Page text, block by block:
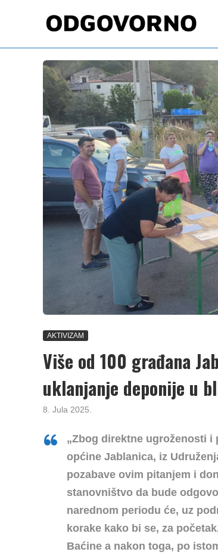
AKTIVIZAM
Više od 100 građana
uklanjanje deponije u
8. Jula 2025.
„Zbog direktne ugroženosti
općine Jablanica, iz
pozabave ovim pitanjem i
stanovništvo da bude
narednom periodu će, uz
korake kako bi se, za
Baćine a nakon toga, po